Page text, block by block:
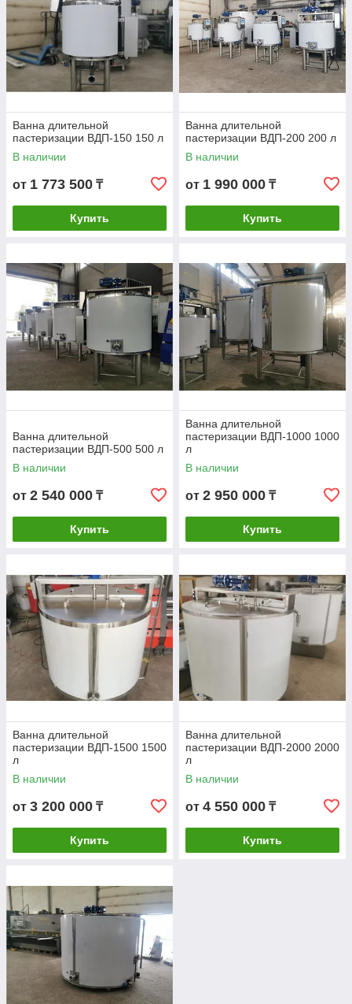
Ванна длительной
пастеризации ВДП-150 150 л
В наличии
от 1 773 500 ₸
Купить
Ванна длительной
пастеризации ВДП-200 200 л
В наличии
от 1 990 000 ₸
Купить
Ванна длительной
пастеризации ВДП-500 500 л
В наличии
от 2 540 000 ₸
Купить
Ванна длительной
пастеризации ВДП-1000 1000
л
В наличии
от 2 950 000 ₸
Купить
Ванна длительной
пастеризации ВДП-1500 1500
л
В наличии
от 3 200 000 ₸
Купить
Ванна длительной
пастеризации ВДП-2000 2000
л
В наличии
от 4 550 000 ₸
Купить